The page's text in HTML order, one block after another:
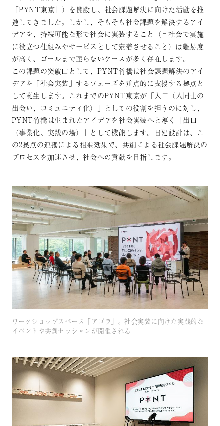
「PYNT東京」）を開設し、社会課題解決に向けた活動を推
進してきました。しかし、そもそも社会課題を解決するアイ
デアを、持続可能な形で社会に実装すること（＝社会で実施
に役立つ仕組みやサービスとして定着させること）は難易度
が高く、ゴールまで至らないケースが多く存在します。
この課題の突破口として、PYNT竹橋は社会課題解決のアイ
デアを「社会実装」するフェーズを重点的に支援する拠点と
して誕生します。これまでのPYNT東京が「入口（人同士の
出会い、コミュニティ化）」としての役割を担うのに対し、
PYNT竹橋は生まれたアイデアを社会実装へと導く「出口
（事業化、実践の場）」として機能します。日建設計は、こ
の2拠点の連携による相乗効果で、共創による社会課題解決の
プロセスを加速させ、社会への貢献を目指します。
ワークショップスペース「アゴラ」。社会実装に向けた実践的な
イベントや共創セッションが開催される